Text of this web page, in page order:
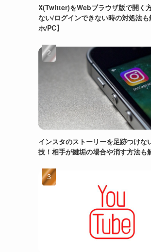
X(Twitter)をWebブラウザ版で開く
ない/ログインできない時の対処法
ホ/PC】
インスタのストーリーを足跡つけな
技！相手が鍵垢の場合や消す方法も